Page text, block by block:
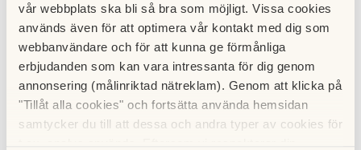
vår webbplats ska bli så bra som möjligt. Vissa cookies
används även för att optimera vår kontakt med dig som
webbanvändare och för att kunna ge förmånliga
erbjudanden som kan vara intressanta för dig genom
annonsering (målinriktad nätreklam). Genom att klicka på
"Tillåt alla cookies" och fortsätta använda hemsidan
samtycker du till att dessa och andra typer av cookies för